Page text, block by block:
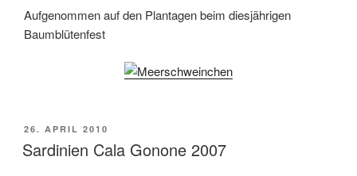
Aufgenommen auf den Plantagen beim diesjährigen
Baumblütenfest
VERÖFFENTLICHT
AM
26. APRIL 2010
Sardinien Cala Gonone 2007